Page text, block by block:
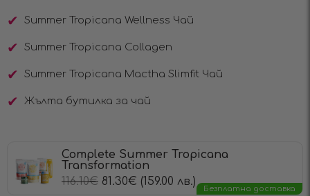
Summer Tropicana Wellness Чай
Summer Tropicana Collagen
Summer Tropicana Mactha Slimfit Чай
Жълта бутилка за чай
Complete Summer Tropicana
Transformation
116.10€ 81.30€ (159.00 лв.)
Безплатна доставка